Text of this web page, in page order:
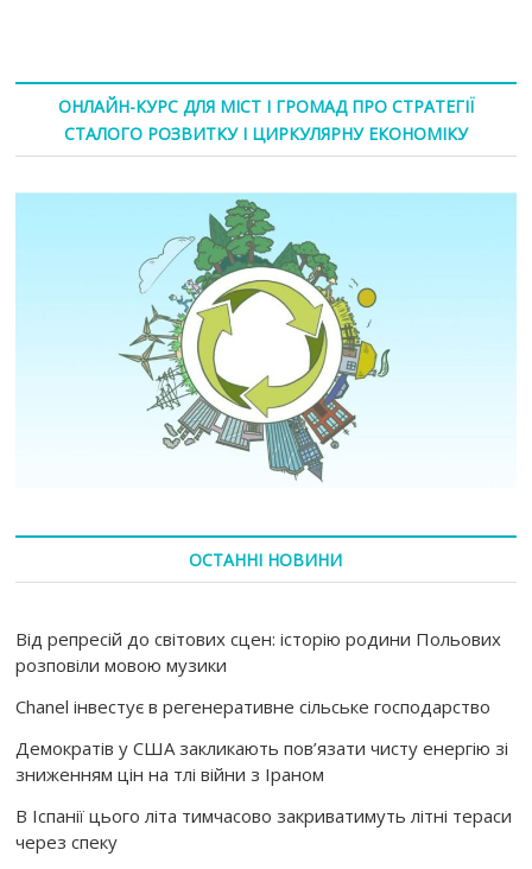
ОНЛАЙН-КУРС ДЛЯ МІСТ І ГРОМАД ПРО СТРАТЕГІЇ
СТАЛОГО РОЗВИТКУ І ЦИРКУЛЯРНУ ЕКОНОМІКУ
ОСТАННІ НОВИНИ
Від репресій до світових сцен: історію родини Польових
розповіли мовою музики
Chanel інвестує в регенеративне сільське господарство
Демократів у США закликають пов’язати чисту енергію зі
зниженням цін на тлі війни з Іраном
В Іспанії цього літа тимчасово закриватимуть літні тераси
через спеку